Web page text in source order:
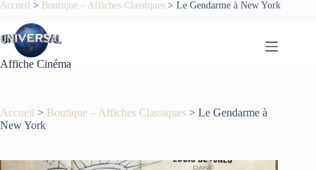
Passer
contenu
Accueil > Boutique – Affiches Classiques > Le Gendarme à New York
Affiche Cinéma
Accueil > Boutique – Affiches Classiques > Le Gendarme à
New York